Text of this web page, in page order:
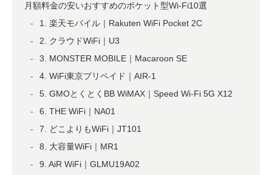
月額料金の安いおすすめのポケット型Wi-Fi10選
1. 楽天モバイル｜Rakuten WiFi Pocket 2C
2. クラウドWiFi｜U3
3. MONSTER MOBILE｜Macaroon SE
4. WiFi東京プリペイド｜AIR-1
5. GMOとくとくBB WiMAX｜Speed Wi-Fi 5G X12
6. THE WiFi｜NA01
7. どこよりもWiFi｜JT101
8. 大容量WiFi｜MR1
9. AiR WiFi｜GLMU19A02